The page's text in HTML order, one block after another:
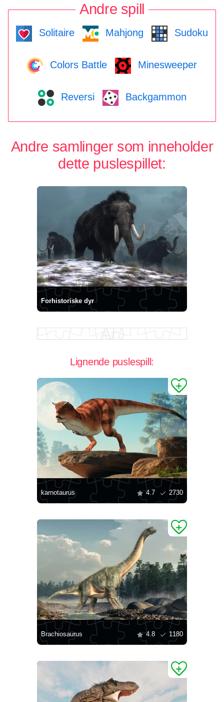
Andre spill
Solitaire Mahjong Sudoku
Colors Battle Minesweeper
Reversi Backgammon
Andre samlinger som inneholder
dette puslespillet:
Forhistoriske dyr
Lignende puslespill:
karnotaurus 4.7 2730
Brachiosaurus 4.8 1180